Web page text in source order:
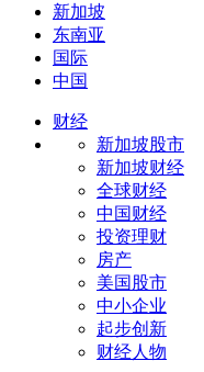
新加坡
东南亚
国际
中国
财经
新加坡股市
新加坡财经
全球财经
中国财经
投资理财
房产
美国股市
中小企业
起步创新
财经人物